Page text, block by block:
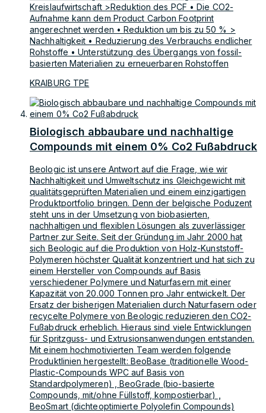
Kreislaufwirtschaft >Reduktion des PCF • Die CO2-
Aufnahme kann dem Product Carbon Footprint
angerechnet werden • Reduktion um bis zu 50 % >
Nachhaltigkeit • Reduzierung des Verbrauchs endlicher
Rohstoffe • Unterstützung des Übergangs von fossil-
basierten Materialien zu erneuerbaren Rohstoffen
KRAIBURG TPE
Biologisch abbaubare und nachhaltige
Compounds mit einem 0% Co2 Fußabdruck
Beologic ist unsere Antwort auf die Frage, wie wir
Nachhaltigkeit und Umweltschutz ins Gleichgewicht mit
qualitätsgeprüften Materialien und einem einzigartigen
Produktportfolio bringen. Denn der belgische Poduzent
steht uns in der Umsetzung von biobasierten,
nachhaltigen und flexiblen Lösungen als zuverlässiger
Partner zur Seite. Seit der Gründung im Jahr 2000 hat
sich Beologic auf die Produktion von Holz-Kunststoff-
Polymeren höchster Qualität konzentriert und hat sich zu
einem Hersteller von Compounds auf Basis
verschiedener Polymere und Naturfasern mit einer
Kapazität von 20.000 Tonnen pro Jahr entwickelt. Der
Ersatz der bisherigen Materialien durch Naturfasern oder
recycelte Polymere von Beologic reduzieren den CO2-
Fußabdruck erheblich. Hieraus sind viele Entwicklungen
für Spritzguss- und Extrusionsanwendungen entstanden.
Mit einem hochmotivierten Team werden folgende
Produktlinien hergestellt: BeoBase (traditionelle Wood-
Plastic-Compounds WPC auf Basis von
Standardpolymeren) , BeoGrade (bio-basierte
Compounds, mit/ohne Füllstoff, kompostierbar) ,
BeoSmart (dichteoptimierte Polyolefin Compounds)